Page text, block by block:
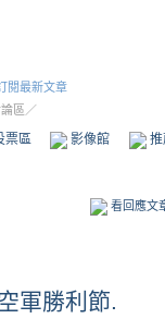
閱最新文章
論區／
票區 影像館
看回應文
軍勝利節.